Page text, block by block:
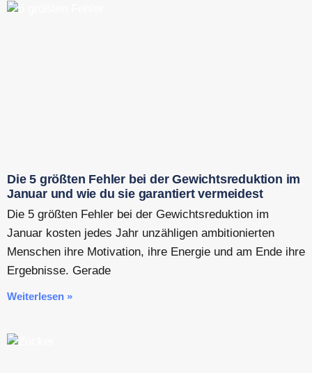
Die 5 größten Fehler bei der Gewichtsreduktion im
Januar und wie du sie garantiert vermeidest
Die 5 größten Fehler bei der Gewichtsreduktion im
Januar kosten jedes Jahr unzähligen ambitionierten
Menschen ihre Motivation, ihre Energie und am Ende ihre
Ergebnisse. Gerade
Weiterlesen »